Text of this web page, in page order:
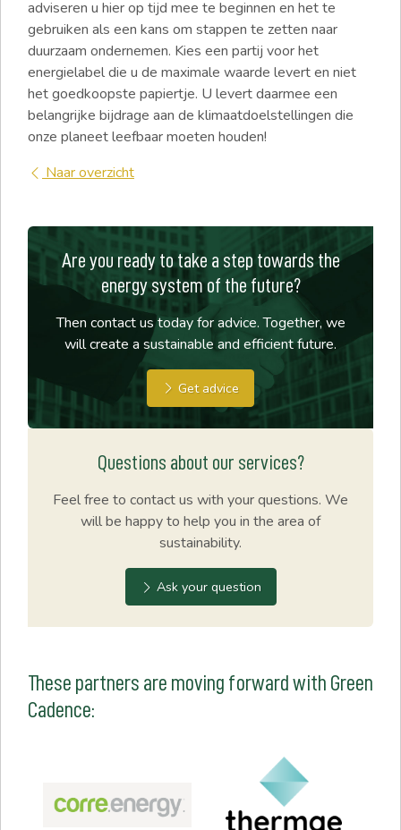
adviseren u hier op tijd mee te beginnen en het te
gebruiken als een kans om stappen te zetten naar
duurzaam ondernemen. Kies een partij voor het
energielabel die u de maximale waarde levert en niet
het goedkoopste papiertje. U levert daarmee een
belangrijke bijdrage aan de klimaatdoelstellingen die
onze planeet leefbaar moeten houden!
Naar overzicht
Are you ready to take a step towards the
energy system of the future?
Then contact us today for advice. Together, we
will create a sustainable and efficient future.
Get advice
Questions about our services?
Feel free to contact us with your questions. We
will be happy to help you in the area of
sustainability.
Ask your question
These partners are moving forward with Green
Cadence: